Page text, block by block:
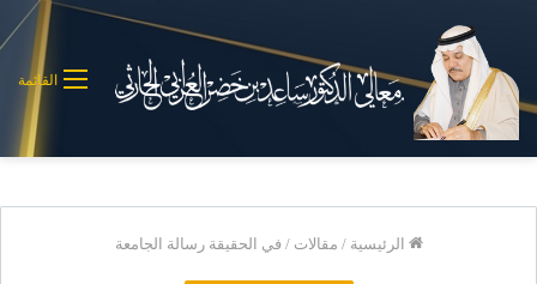
القائمة
الرئيسية / مقالات / في الحقيقة رسالة الجامعة